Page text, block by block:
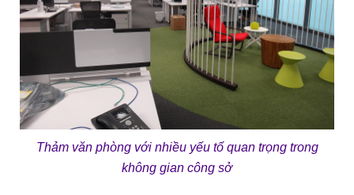
Thảm văn phòng với nhiều yếu tố quan trọng trong
không gian công sở